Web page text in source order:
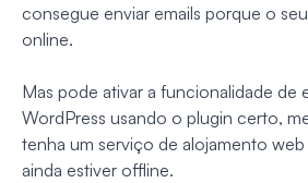
consegue enviar emails porque o
online.
Mas pode ativar a funcionalidade de
WordPress usando o plugin certo,
tenha um serviço de alojamento
ainda estiver offline.